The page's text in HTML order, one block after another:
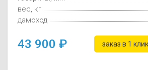
вес, кг
дамоход
43 900 заказ в 1 клик